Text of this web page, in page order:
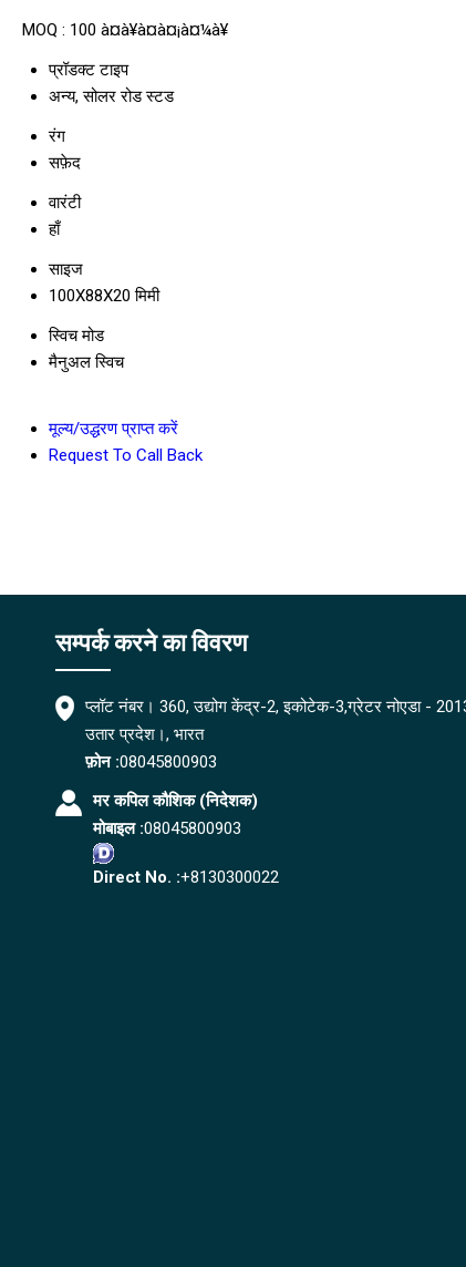
MOQ : 100 à¤à¥à¤à¤¡à¤¼à¥
प्रॉडक्ट टाइप
अन्य, सोलर रोड स्टड
रंग
सफ़ेद
वारंटी
हाँ
साइज
100X88X20 मिमी
स्विच मोड
मैनुअल स्विच
मूल्य/उद्धरण प्राप्त करें
Request To Call Back
सम्पर्क करने का विवरण
प्लॉट नंबर। 360, उद्योग केंद्र-2, इकोटेक-3,ग्रेटर नोएडा -
उतार प्रदेश।, भारत
फ़ोन :08045800903
मर कपिल कौशिक(निदेशक)
मोबाइल :08045800903
Direct No. :+8130300022